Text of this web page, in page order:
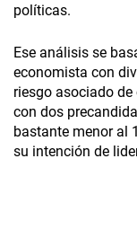
políticas.
Ese análisis se
economista con
riesgo asociado
con dos
bastante menor al
su intención de